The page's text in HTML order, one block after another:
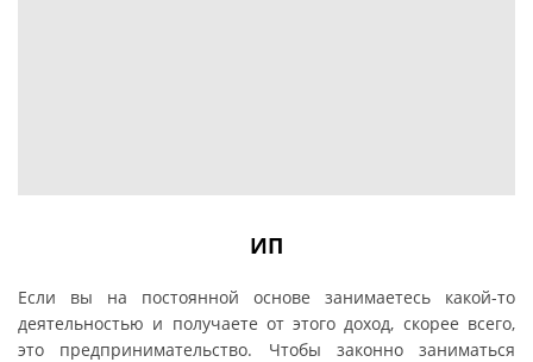
ИП
Если вы на постоянной основе занимаетесь какой-то
деятельностью и получаете от этого доход, скорее всего,
это предпринимательство. Чтобы законно заниматься